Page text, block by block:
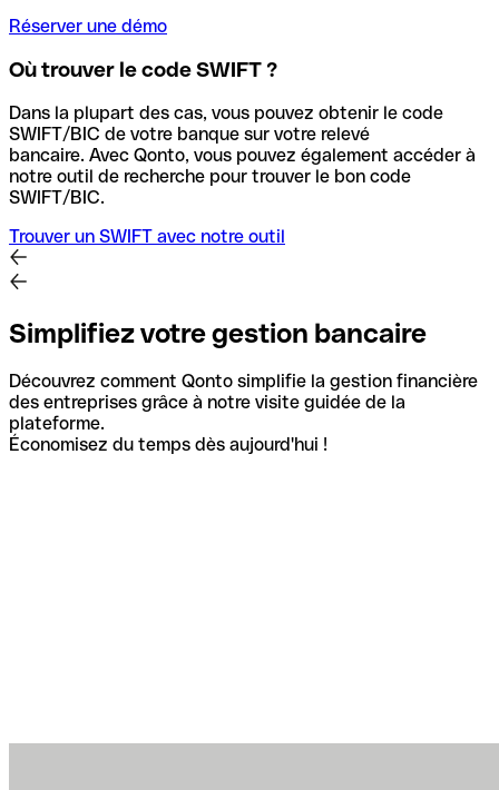
Réserver une démo
Où trouver le code SWIFT ?
Dans la plupart des cas, vous pouvez obtenir le code
SWIFT/BIC de votre banque sur votre relevé
bancaire. Avec Qonto, vous pouvez également accéder à
notre outil de recherche pour trouver le bon code
SWIFT/BIC.
Trouver un SWIFT avec notre outil
Simplifiez votre gestion bancaire
Découvrez comment Qonto simplifie la gestion financière
des entreprises grâce à notre visite guidée de la
plateforme.
Économisez du temps dès aujourd'hui !